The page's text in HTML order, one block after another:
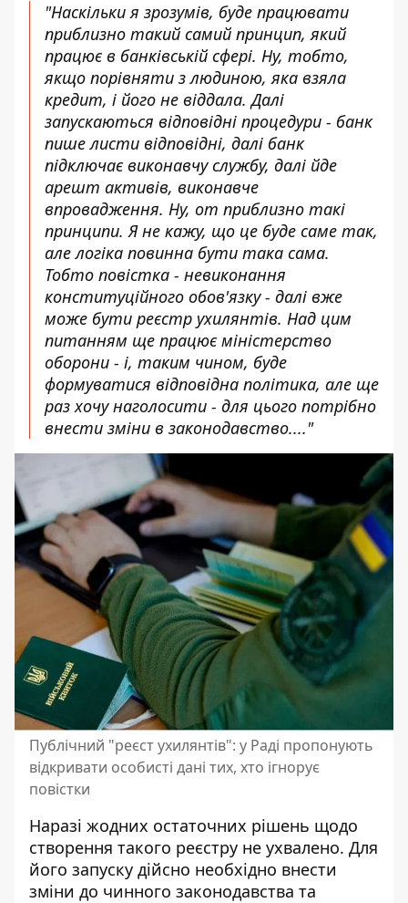
"Наскільки я зрозумів, буде працювати
приблизно такий самий принцип, який
працює в банківській сфері. Ну, тобто,
якщо порівняти з людиною, яка взяла
кредит, і його не віддала. Далі
запускаються відповідні процедури - банк
пише листи відповідні, далі банк
підключає виконавчу службу, далі йде
арешт активів, виконавче
впровадження. Ну, от приблизно такі
принципи. Я не кажу, що це буде саме так,
але логіка повинна бути така сама.
Тобто повістка - невиконання
конституційного обов'язку - далі вже
може бути реєстр ухилянтів. Над цим
питанням ще працює міністерство
оборони - і, таким чином, буде
формуватися відповідна політика, але ще
раз хочу наголосити - для цього потрібно
внести зміни в законодавство...."
Публічний "реєст ухилянтів": у Раді пропонують
відкривати особисті дані тих, хто ігнорує
повістки
Наразі жодних остаточних рішень щодо
створення такого реєстру не ухвалено. Для
його запуску дійсно необхідно внести
зміни до чинного законодавства та